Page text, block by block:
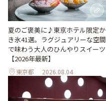
夏のご褒美に♪東京ホテル限定か
き氷41選。ラグジュアリーな空間
で味わう大人のひんやりスイーツ
【2026年最新】
東京都 2026.08.04